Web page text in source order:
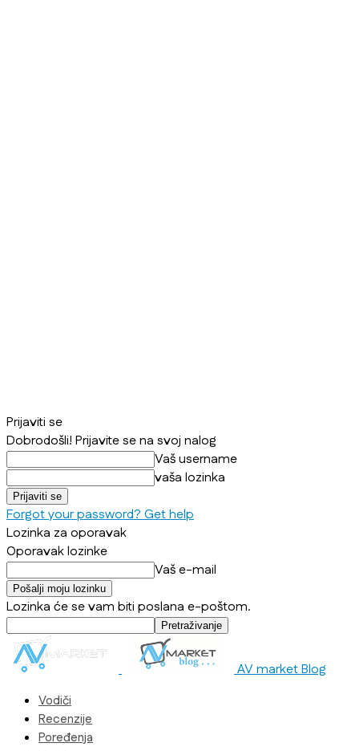
Prijaviti se
Dobrodošli! Prijavite se na svoj nalog
Vaš username
vaša lozinka
Forgot your password? Get help
Lozinka za oporavak
Oporavak lozinke
Vaš e-mail
Lozinka će se vam biti poslana e-poštom.
AV market Blog
Vodiči
Recenzije
Poređenja